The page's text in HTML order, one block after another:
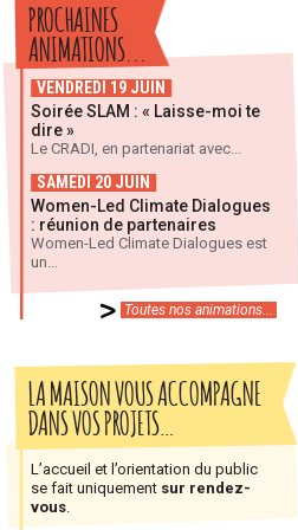
PROCHAINES
ANIMATIONS...
VENDREDI 19 JUIN
Soirée SLAM : « Laisse-moi te
dire »
Le CRADI, en partenariat avec...
SAMEDI 20 JUIN
Women-Led Climate Dialogues
: réunion de partenaires
Women-Led Climate Dialogues est
un...
Toutes nos animations...
LA MAISON VOUS ACCOMPAGNE
DANS VOS PROJETS…
L’accueil et l’orientation du public
se fait uniquement sur rendez-
vous